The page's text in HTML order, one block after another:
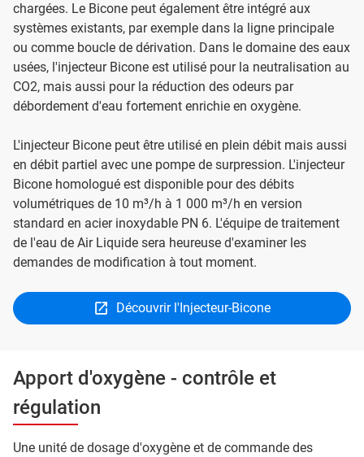
chargées. Le Bicone peut également être intégré aux
systèmes existants, par exemple dans la ligne principale
ou comme boucle de dérivation. Dans le domaine des eaux
usées, l'injecteur Bicone est utilisé pour la neutralisation au
CO2, mais aussi pour la réduction des odeurs par
débordement d'eau fortement enrichie en oxygène.
L'injecteur Bicone peut être utilisé en plein débit mais aussi
en débit partiel avec une pompe de surpression. L'injecteur
Bicone homologué est disponible pour des débits
volumétriques de 10 m³/h à 1 000 m³/h en version
standard en acier inoxydable PN 6. L'équipe de traitement
de l'eau de Air Liquide sera heureuse d'examiner les
demandes de modification à tout moment.
Découvrir l'Injecteur-Bicone
Apport d'oxygène - contrôle et
régulation
Une unité de dosage d'oxygène et de commande des